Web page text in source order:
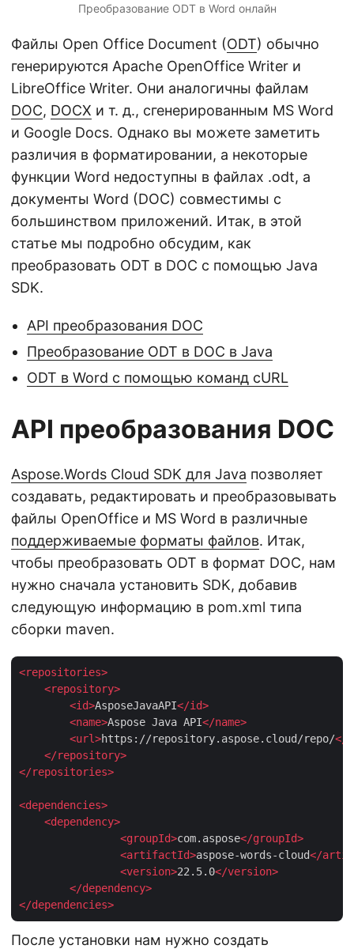
Преобразование ODT в Word онлайн
Файлы Open Office Document (ODT) обычно
генерируются Apache OpenOffice Writer и
LibreOffice Writer. Они аналогичны файлам
DOC, DOCX и т. д., сгенерированным MS Word
и Google Docs. Однако вы можете заметить
различия в форматировании, а некоторые
функции Word недоступны в файлах .odt, а
документы Word (DOC) совместимы с
большинством приложений. Итак, в этой
статье мы подробно обсудим, как
преобразовать ODT в DOC с помощью Java
SDK.
API преобразования DOC
Преобразование ODT в DOC в Java
ODT в Word с помощью команд cURL
API преобразования DOC
Aspose.Words Cloud SDK для Java позволяет
создавать, редактировать и преобразовывать
файлы OpenOffice и MS Word в различные
поддерживаемые форматы файлов. Итак,
чтобы преобразовать ODT в формат DOC, нам
нужно сначала установить SDK, добавив
следующую информацию в pom.xml типа
сборки maven.
<repositories>
<repository>
<id>AsposeJavaAPI</id>
<name>Aspose Java API</name>
<url>https://repository.aspose.cloud/repo/</
</repository>
</repositories>
<dependencies>
<dependency>
<groupId>com.aspose</groupId>
<artifactId>aspose-words-cloud</
<version>22.5.0</version>
</dependency>
</dependencies>
После установки нам нужно создать